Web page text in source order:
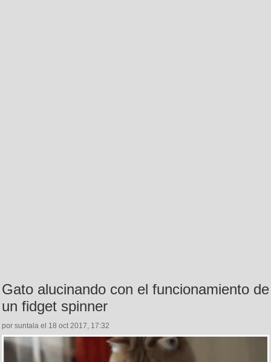
Gato alucinando con el funcionamiento de
un fidget spinner
por suntala el 18 oct 2017, 17:32